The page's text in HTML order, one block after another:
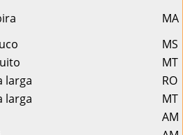
MA
MS
MT
larga
RO
larga
MT
AM